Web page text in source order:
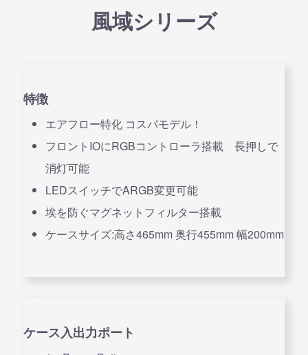
風域シリーズ
特徴
エアフロー特化 コスパモデル！
フロントIOにRGBコントローラ搭載 長押しで
消灯可能
LEDスイッチでARGB変更可能
埃を防ぐマグネットフィルター搭載
ケースサイズ:高さ465mm 奥行455mm 幅200mm
ケース入出力ポート